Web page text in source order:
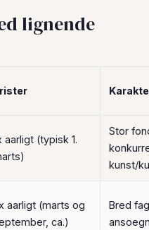
lignende
aarligt (typisk 1.
Stor
kunst/
aarligt (marts og
ca.)
Bred